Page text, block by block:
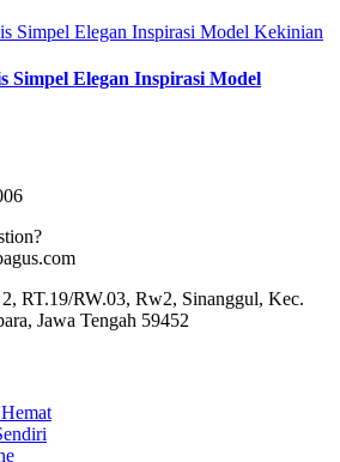
Simpel Elegan Inspirasi Model
RT.19/RW.03, Rw2, Sinanggul, Kec.
Jawa Tengah 59452